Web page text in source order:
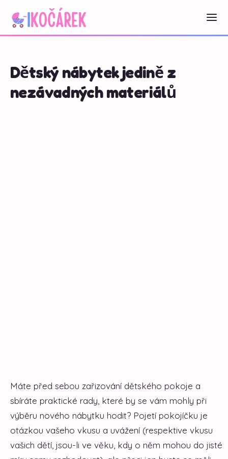
Dětský nábytek jedině z
nezávadných materiálů
Máte před sebou zařizování dětského pokoje a
sbíráte praktické rady, které by se vám mohly při
výběru nového nábytku hodit? Pojetí pokojíčku je
otázkou vašeho vkusu a uvážení (respektive vkusu
vašich dětí, jsou-li ve věku, kdy o něm mohou do jisté